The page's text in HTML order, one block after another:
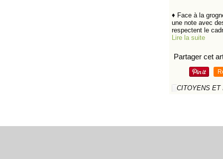
♦ Face à la
une note avec
respectent le
Lire la suite
Partager cet
CITOYENS ET